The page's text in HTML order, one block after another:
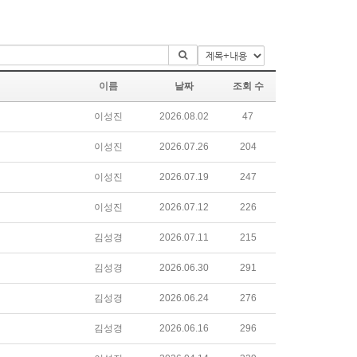
이름 날짜 조회 수
이성진 2026.08.02 47
이성진 2026.07.26 204
이성진 2026.07.19 247
이성진 2026.07.12 226
김성경 2026.07.11 215
김성경 2026.06.30 291
김성경 2026.06.24 276
김성경 2026.06.16 296